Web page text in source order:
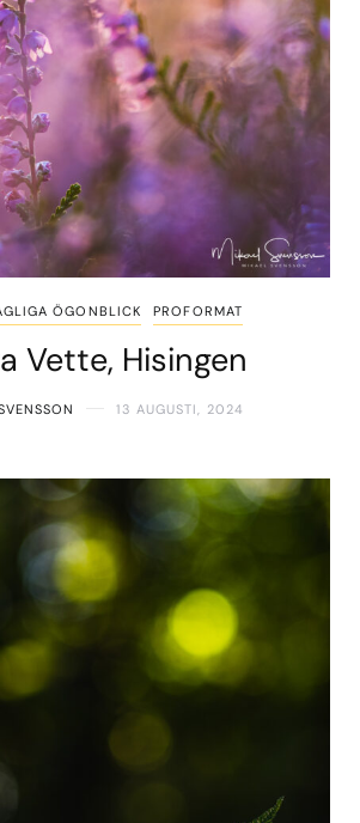
ÖGONBLICK PROFORMAT
Vette, Hisingen
13 AUGUSTI, 2024